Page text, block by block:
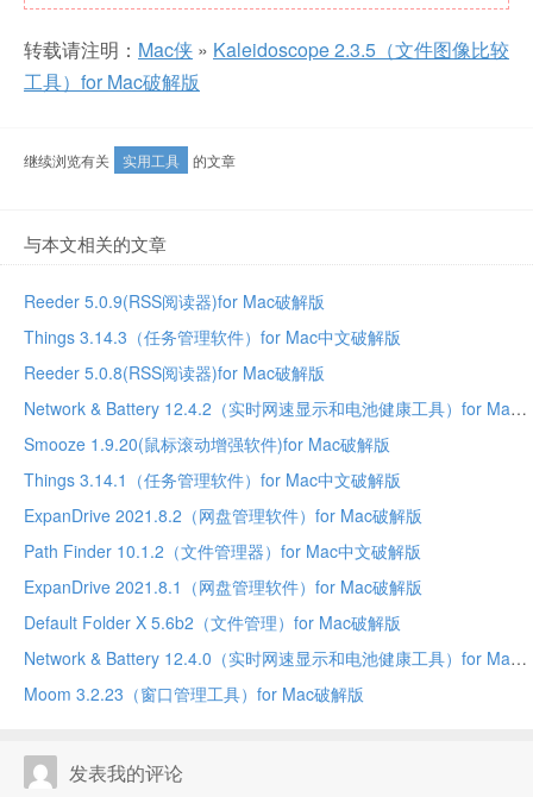
转载请注明： Mac侠 » Kaleidoscope 2.3.5（文件图像比较
工具）for Mac破解版
继续浏览有关 实用工具 的文章
与本文相关的文章
Reeder 5.0.9(RSS阅读器)for Mac破解版
Things 3.14.3（任务管理软件）for Mac中文破解版
Reeder 5.0.8(RSS阅读器)for Mac破解版
Network & Battery 12.4.2（实时网速显示和电池健康工具）for Mac中文破解版
Smooze 1.9.20(鼠标滚动增强软件)for Mac破解版
Things 3.14.1（任务管理软件）for Mac中文破解版
ExpanDrive 2021.8.2（网盘管理软件）for Mac破解版
Path Finder 10.1.2（文件管理器）for Mac中文破解版
ExpanDrive 2021.8.1（网盘管理软件）for Mac破解版
Default Folder X 5.6b2（文件管理）for Mac破解版
Network & Battery 12.4.0（实时网速显示和电池健康工具）for Mac中文破解版
Moom 3.2.23（窗口管理工具）for Mac破解版
发表我的评论